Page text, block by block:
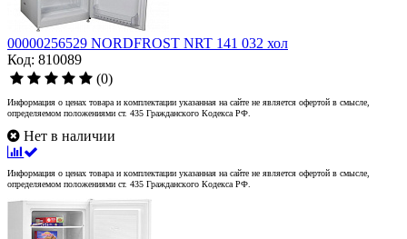
00000256529 NORDFROST NRT 141 032 хол
Код: 810089
(0)
Информация о ценах товара и комплектации указанная на сайте не является офертой в смысле,
определяемом положениями ст. 435 Гражданского Кодекса РФ.
Нет в наличии
Информация о ценах товара и комплектации указанная на сайте не является офертой в смысле,
определяемом положениями ст. 435 Гражданского Кодекса РФ.